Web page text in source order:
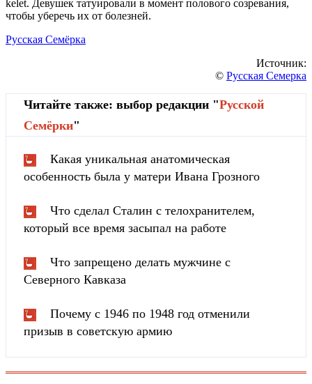
kelet. Девушек татуировали в момент полового созревания,
чтобы уберечь их от болезней.
Русская Семёрка
Источник:
© Русская Семерка
Читайте также: выбор редакции "Русской
Cемёрки"
Какая уникальная анатомическая
особенность была у матери Ивана Грозного
Что сделал Сталин с телохранителем,
который все время засыпал на работе
Что запрещено делать мужчине с
Северного Кавказа
Почему с 1946 по 1948 год отменили
призыв в советскую армию